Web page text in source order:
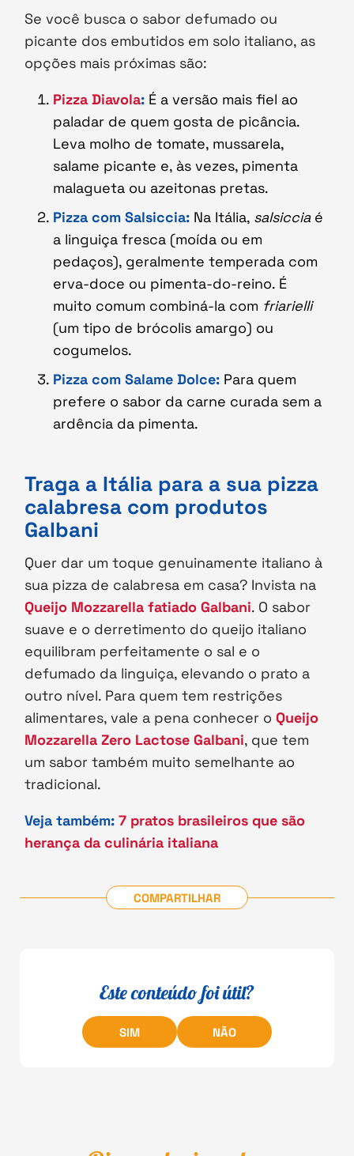
Se você busca o sabor defumado ou
picante dos embutidos em solo italiano, as
opções mais próximas são:
Pizza Diavola: É a versão mais fiel ao
paladar de quem gosta de picância.
Leva molho de tomate, mussarela,
salame picante e, às vezes, pimenta
malagueta ou azeitonas pretas.
Pizza com Salsiccia: Na Itália, salsicciaé
a linguiça fresca (moída ou em
pedaços), geralmente temperada com
erva-doce ou pimenta-do-reino. É
muito comum combiná-la com friarielli
(um tipo de brócolis amargo) ou
cogumelos.
Pizza com Salame Dolce: Para quem
prefere o sabor da carne curada sem a
ardência da pimenta.
Traga a Itália para a sua pizza
calabresa com produtos
Galbani
Quer dar um toque genuinamente italiano à
sua pizza de calabresa em casa? Invista na
Queijo Mozzarella fatiado Galbani. O sabor
suave e o derretimento do queijo italiano
equilibram perfeitamente o sal e o
defumado da linguiça, elevando o prato a
outro nível. Para quem tem restrições
alimentares, vale a pena conhecer o Queijo
Mozzarella Zero Lactose Galbani, que tem
um sabor também muito semelhante ao
tradicional.
Veja também: 7 pratos brasileiros que são
herança da culinária italiana
COMPARTILHAR
Este conteúdo foi útil?
SIM NÃO